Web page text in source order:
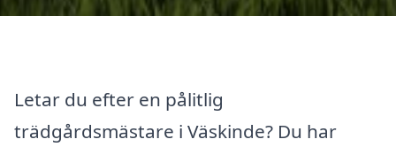
Letar du efter en pålitlig
trädgårdsmästare i Väskinde? Du har